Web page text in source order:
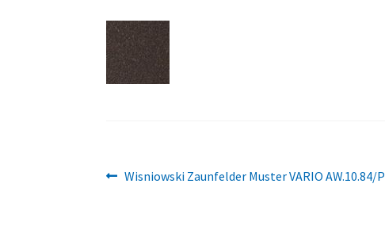
Beitragsnavigation
Vorheriger
Wisniowski Zaunfelder Muster VARIO AW.10.84/P